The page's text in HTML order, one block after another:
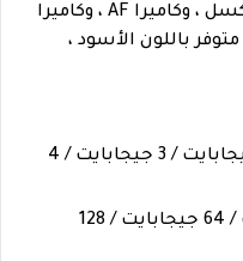
على كاميرا رئيسية بدقة 13 ميجابكسل ، وكاميرا AF ، وكاميرا
متوفر باللون الأسود ،
ذاكرة الوصول العشوائي: 2 جيجابايت / 3 جيجابايت / 4
التخزين الداخلي: 32 جيجابايت / 64 جيجابايت / 128